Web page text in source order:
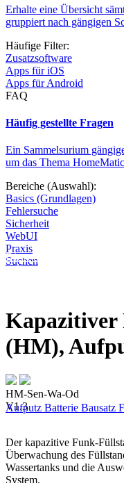
Erhalte eine Übersicht
gruppiert nach gängigen
Häufige Filter:
Zusatzsoftware
Apps für iOS
Apps für Android
FAQ
Häufig gestellte Fragen
Ein Sammelsurium
um das Thema
Bereiche (Auswahl):
Basics (Grundlagen)
Fehlersuche
Sicherheit
WebUI
Praxis
Suchen
Diese Seite wird nicht
online. Vielen Dank für
Kapazitiver
(HM),
HM-Sen-Wa-Od
V1.3
Aufputz Batterie Bausatz
Der kapazitive Funk-
Überwachung des
Wassertanks und die
System.